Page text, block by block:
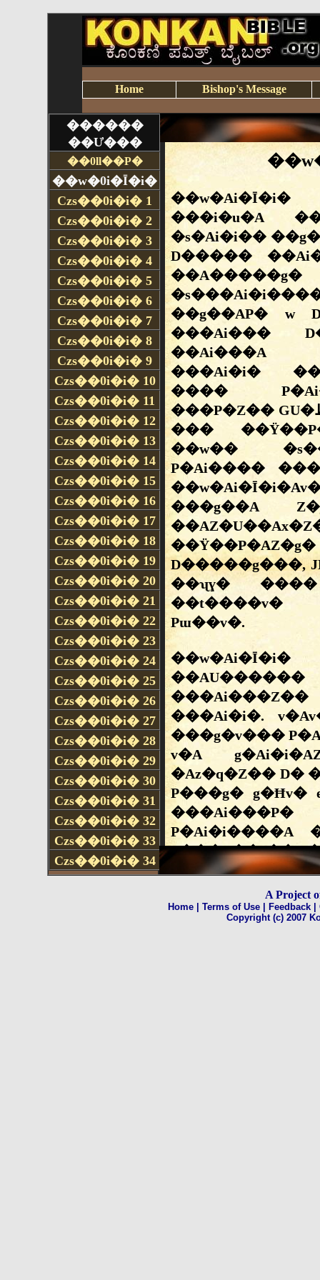
Home Bishop's Message
������
��Ư���
��0ll��P�
��w�0i�Ī�i�
Czs��0i�i� 1
Czs��0i�i� 2
Czs��0i�i� 3
Czs��0i�i� 4
Czs��0i�i� 5
Czs��0i�i� 6
Czs��0i�i� 7
Czs��0i�i� 8
Czs��0i�i� 9
Czs��0i�i� 10
Czs��0i�i� 11
Czs��0i�i� 12
Czs��0i�i� 13
Czs��0i�i� 14
Czs��0i�i� 15
Czs��0i�i� 16
Czs��0i�i� 17
Czs��0i�i� 18
Czs��0i�i� 19
Czs��0i�i� 20
Czs��0i�i� 21
Czs��0i�i� 22
Czs��0i�i� 23
Czs��0i�i� 24
Czs��0i�i� 25
Czs��0i�i� 26
Czs��0i�i� 27
Czs��0i�i� 28
Czs��0i�i� 29
Czs��0i�i� 30
Czs��0i�i� 31
Czs��0i�i� 32
Czs��0i�i� 33
Czs��0i�i� 34
A Project
Home | Terms of Use | Feedback
Copyright (c) 2007